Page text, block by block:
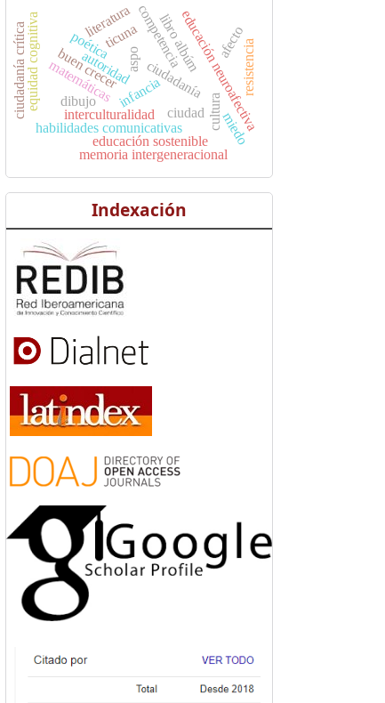
ciudad
ciudadanía
poética
infancia
cultura
interculturalidad
literaturacompetencia
habilidades comunicativas miedo
matemáticas
libro albúmeducación neuroafectiva
educación sostenible
equidad cognitiva
ciudadanía crítica autoridad resistencia
memoria intergeneracional
afecto
aspo
dibujo
buen crecer
ticuna
Indexación